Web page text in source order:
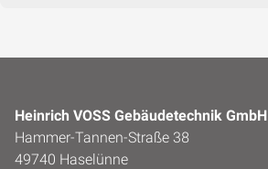
Heinrich VOSS Gebäudetechnik GmbH
Hammer-Tannen-Straße 38
49740 Haselünne